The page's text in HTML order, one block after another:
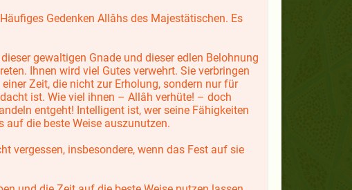
Gedenken Allâhs des Majestätischen. Es
gewaltigen Gnade und dieser edlen Belohnung
Ihnen wird viel Gutes verwehrt. Sie verbringen
Zeit, die nicht zur Erholung, sondern nur für
ist. Wie viel ihnen – Allâh verhüte! – doch
entgeht! Intelligent ist, wer seine Fähigkeiten
auf die beste Weise auszunutzen.
vergessen, insbesondere, wenn das Fest auf sie